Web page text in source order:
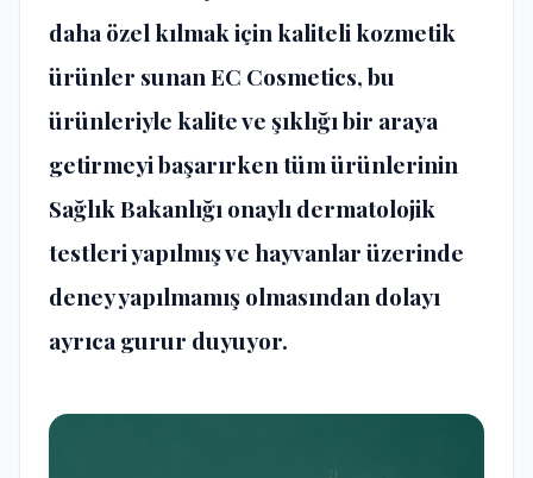
daha özel kılmak için kaliteli kozmetik
ürünler sunan EC Cosmetics, bu
ürünleriyle kalite ve şıklığı bir araya
getirmeyi başarırken tüm ürünlerinin
Sağlık Bakanlığı onaylı dermatolojik
testleri yapılmış ve hayvanlar üzerinde
deney yapılmamış olmasından dolayı
ayrıca gurur duyuyor.